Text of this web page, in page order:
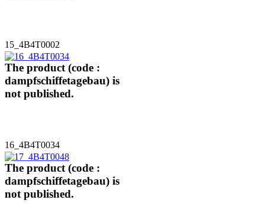
15_4B4T0002
The product (code :
dampfschiffetagebau) is
not published.
16_4B4T0034
The product (code :
dampfschiffetagebau) is
not published.